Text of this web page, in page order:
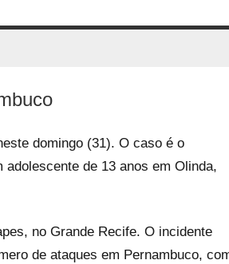
domingo (31). O caso é o
de 13 anos em Olinda,
no Grande Recife. O incidente
de ataques em Pernambuco,